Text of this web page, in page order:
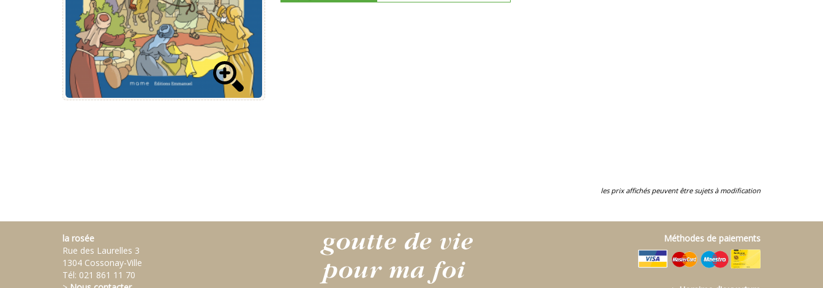
les prix affichés peuvent être sujets à modification
la rosée
Rue des Laurelles 3
1304 Cossonay-Ville
Tél: 021 861 11 70
Méthodes de paiements